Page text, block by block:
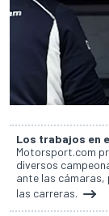
Los trabajos en
Motorsport.com
diversos
ante las cámaras,
las carreras.